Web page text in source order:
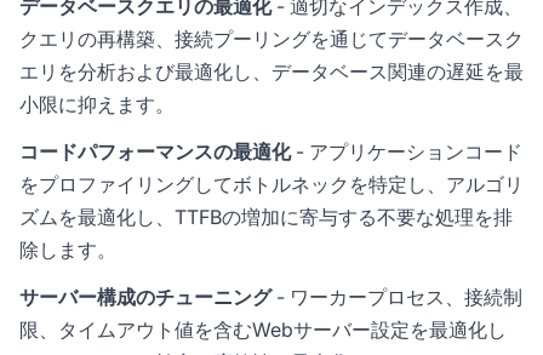
データベースクエリの最適化- 適切なインデックス作成、
クエリの再構築、接続プーリングを通じてデータベースク
エリを分析および最適化し、データベース関連の遅延を最
小限に抑えます。
コードパフォーマンスの最適化- アプリケーションコード
をプロファイリングしてボトルネックを特定し、アルゴリ
ズムを最適化し、TTFBの増加に寄与する不要な処理を排
除します。
サーバー構成のチューニング- ワーカープロセス、接続制
限、タイムアウト値を含むWebサーバー設定を最適化し